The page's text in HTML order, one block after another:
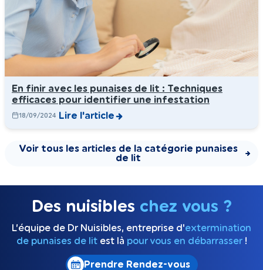
En finir avec les punaises de lit : Techniques
efficaces pour identifier une infestation
18/09/2024 Lire l'article
Voir tous les articles de la catégorie punaises
de lit
Des nuisibles chez vous ?
L’équipe de Dr Nuisibles, entreprise d'extermination
de punaises de litest là pour vous en débarrasser!
Prendre Rendez-vous